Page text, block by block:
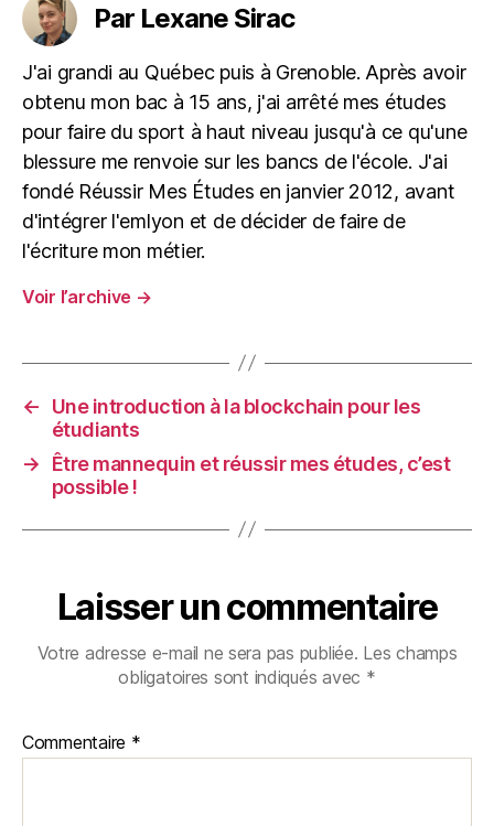
Par Lexane Sirac
J'ai grandi au Québec puis à Grenoble. Après avoir
obtenu mon bac à 15 ans, j'ai arrêté mes études
pour faire du sport à haut niveau jusqu'à ce qu'une
blessure me renvoie sur les bancs de l'école. J'ai
fondé Réussir Mes Études en janvier 2012, avant
d'intégrer l'emlyon et de décider de faire de
l'écriture mon métier.
Voir l’archive →
←
Une introduction à la blockchain pour les
étudiants
→
Être mannequin et réussir mes études, c’est
possible !
Laisser un commentaire
Votre adresse e-mail ne sera pas publiée. Les champs
obligatoires sont indiqués avec *
Commentaire *